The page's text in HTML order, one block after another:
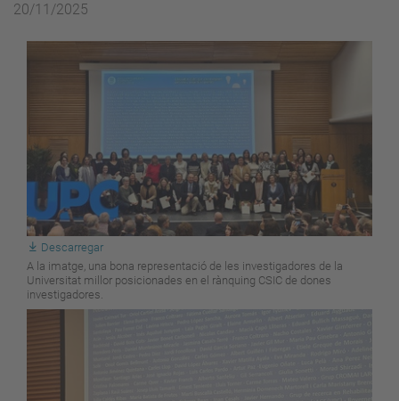
20/11/2025
Descarregar
A la imatge, una bona representació de les investigadores de la
Universitat millor posicionades en el rànquing CSIC de dones
investigadores.